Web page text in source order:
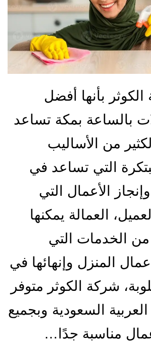
بأنها أفضل
بالساعة بمكة تساعد
من الأساليب
التي تساعد في
الأعمال التي
العمالة يمكنها
من الخدمات التي
المنزل وإنهائها في
شركة الكوثر متوفر
السعودية وبجميع
مناسبة جدًا…